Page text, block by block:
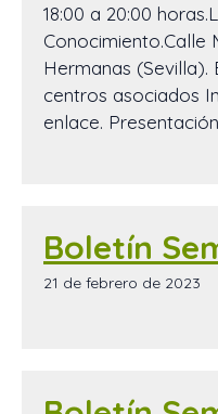
18:00 a 20:00
Conocimiento.Calle
Hermanas (Sevilla).
centros asociados
enlace.
Boletín
21 de febrero de 2023